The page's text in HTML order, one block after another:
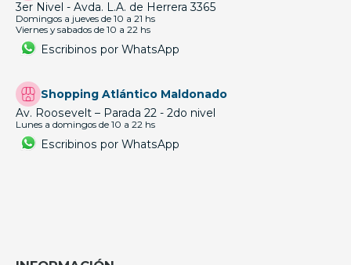
3er Nivel - Avda. L.A. de Herrera 3365
Domingos a jueves de 10 a 21 hs
Viernes y sabados de 10 a 22 hs
Escribinos por WhatsApp
Shopping Atlántico Maldonado
Av. Roosevelt – Parada 22 - 2do nivel
Lunes a domingos de 10 a 22 hs
Escribinos por WhatsApp